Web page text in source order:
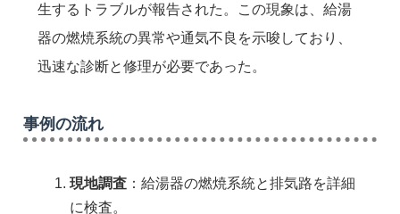
生するトラブルが報告された。この現象は、給湯
器の燃焼系統の異常や通気不良を示唆しており、
迅速な診断と修理が必要であった。
事例の流れ
現地調査 ：給湯器の燃焼系統と排気路を詳細
に検査。